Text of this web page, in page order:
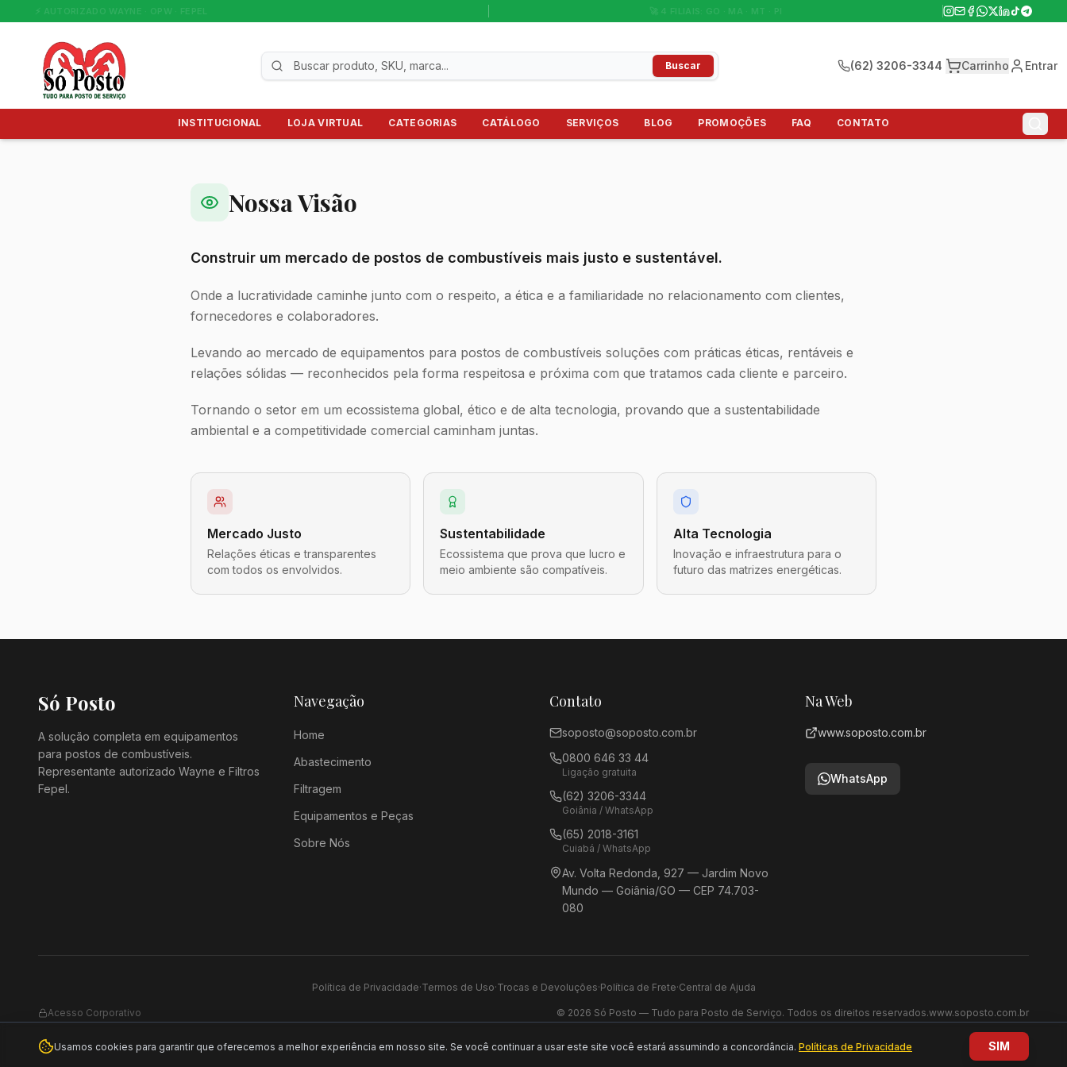
⚡ AUTORIZADO WAYNE · OPW · FEPEL 🚀 4 FILIAIS: GO · MA · MT · PI
Buscar (62) 3206-3344 Carrinho Entrar
INSTITUCIONAL LOJA VIRTUAL CATEGORIAS CATÁLOGO SERVIÇOS BLOG PROMOÇÕES FAQ CONTATO
Nossa Visão
Construir um mercado de postos de combustíveis mais justo e sustentável.
Onde a lucratividade caminhe junto com o respeito, a ética e a familiaridade no relacionamento com clientes,
fornecedores e colaboradores.
Levando ao mercado de equipamentos para postos de combustíveis soluções com práticas éticas, rentáveis e
relações sólidas — reconhecidos pela forma respeitosa e próxima com que tratamos cada cliente e parceiro.
Tornando o setor em um ecossistema global, ético e de alta tecnologia, provando que a sustentabilidade
ambiental e a competitividade comercial caminham juntas.
Mercado Justo
Relações éticas e transparentes
com todos os envolvidos.
Sustentabilidade
Ecossistema que prova que lucro e
meio ambiente são compatíveis.
Alta Tecnologia
Inovação e infraestrutura para o
futuro das matrizes energéticas.
Só Posto
A solução completa em equipamentos
para postos de combustíveis.
Representante autorizado Wayne e Filtros
Fepel.
Navegação
Home
Abastecimento
Filtragem
Equipamentos e Peças
Sobre Nós
Contato
soposto@soposto.com.br
0800 646 33 44
Ligação gratuita
(62) 3206-3344
Goiânia / WhatsApp
(65) 2018-3161
Cuiabá / WhatsApp
Av. Volta Redonda, 927 — Jardim Novo
Mundo — Goiânia/GO — CEP 74.703-
080
Na Web
www.soposto.com.br
WhatsApp
Política de Privacidade·Termos de Uso·Trocas e Devoluções·Política de Frete·Central de Ajuda
Acesso Corporativo © 2026 Só Posto — Tudo para Posto de Serviço. Todos os direitos reservados.www.soposto.com.br
Usamos cookies para garantir que oferecemos a melhor experiência em nosso site. Se você continuar a usar este site você estará assumindo a concordância. Políticas de Privacidade SIM